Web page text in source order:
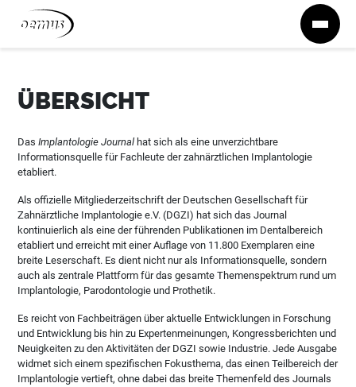
Zum Inhalt springen
ÜBERSICHT
DasImplantologie Journal hat sich als eine unverzichtbare
Informationsquelle für Fachleute der zahnärztlichen Implantologie
etabliert.
Als offizielle Mitgliederzeitschrift der Deutschen Gesellschaft für
Zahnärztliche Implantologie e.V. (DGZI) hat sich das Journal
kontinuierlich als eine der führenden Publikationen im Dentalbereich
etabliert und erreicht mit einer Auflage von 11.800 Exemplaren eine
breite Leserschaft. Es dient nicht nur als Informationsquelle, sondern
auch als zentrale Plattform für das gesamte Themenspektrum rund um
Implantologie, Parodontologie und Prothetik.
Es reicht von Fachbeiträgen über aktuelle Entwicklungen in Forschung
und Entwicklung bis hin zu Expertenmeinungen, Kongressberichten und
Neuigkeiten zu den Aktivitäten der DGZI sowie Industrie. Jede Ausgabe
widmet sich einem spezifischen Fokusthema, das einen Teilbereich der
Implantologie vertieft, ohne dabei das breite Themenfeld des Journals